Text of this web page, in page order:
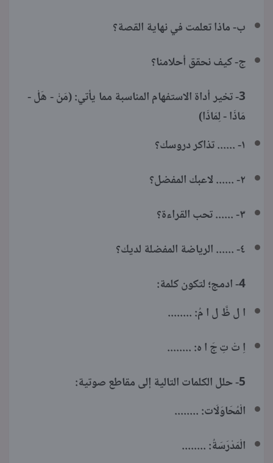
ب- ماذا تعلمت في نهاية القصة؟
ج- كيف نحقق أحلامنا؟
3- تخير أداة الاستفهام المناسبة مما يأتي: (مَنْ - هَلْ -
مَاذَا - لِمَاذَا)
١- ...... تذاكر دروسك؟
٢- ...... لاعبك المفضل؟
٣- ...... تحب القراءة؟
٤- ...... الرياضة المفضلة لديك؟
4- ادمج؛ لتكون كلمة:
ا ل ظَّ ل ا مُ: ........
اِ تْ تِ جَ ا ه: ........
5- حلل الكلمات التالية إلى مقاطع صوتية:
الْمُحَاوَلَات: ........
الْمَدْرَسَةُ: ........